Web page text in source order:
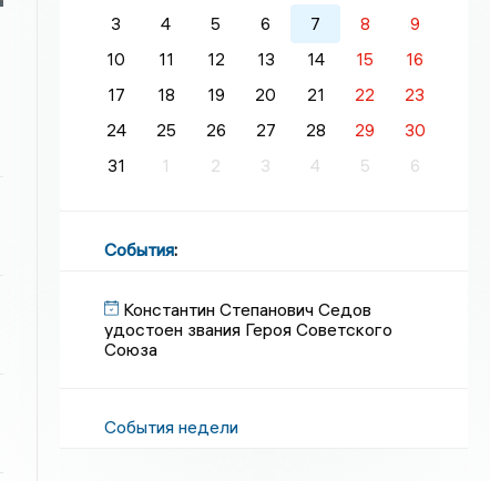
3
4 5 6 7 8
9
10
11 12 13 14 15
16
17
18 19 20 21 22
23
24
25 26 27 28 29
30
31
1 2 3 4 5 6
События:
Константин Степанович Седов
удостоен звания Героя Советского
Союза
События недели